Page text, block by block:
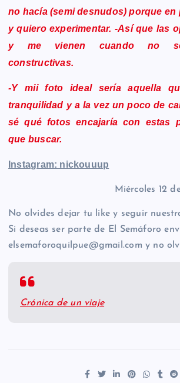
no hacía (semi desnudos) porque en
y quiero experimentar. -Así que las
y me vienen cuando no
constructivas.
-Y mii foto ideal sería aquella
tranquilidad y a la vez un poco de
sé qué fotos encajaría con estas
que buscar.
Instagram: nickouuup
Miércoles 12
No olvides dejar tu like y seguir
Si deseas ser parte de El Semáforo
elsemaforoquilpue@gmail.com y no
Crónica de un viaje